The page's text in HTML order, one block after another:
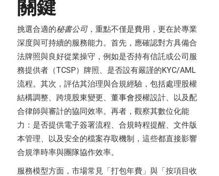
關鍵
挑選合適的秘書公司，重點不僅是費用，更在於專業
深度與可持續的服務能力。首先，應確認對方具備合
法牌照與良好從業操守，例如是否持有信託或公司服
務提供者（TCSP）牌照、是否設有嚴謹的KYC/AML
流程。其次，評估其治理與合規經驗，包括處理股權
結構調整、跨境股東變更、董事會授權設計、以及配
合律師與審計的協同效率。再者，觀察其數位化能
力：是否提供電子簽署流程、合規時程提醒、文件版
本管理、以及安全的檔案存取機制，這些都直接影響
合規準時率與團隊協作效率。
服務模型方面，市場常見「打包年費」與「按項目收